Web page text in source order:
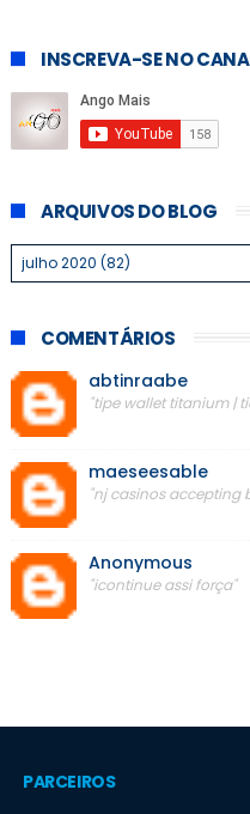
INSCREVA-SE NO
ARQUIVOS DO BLOG
COMENTÁRIOS
abtinraabe
"tipe wallet titanium |
maeseesable
"nj casinos accepting
Anonymous
"icontinue assi força"
PARCEIROS